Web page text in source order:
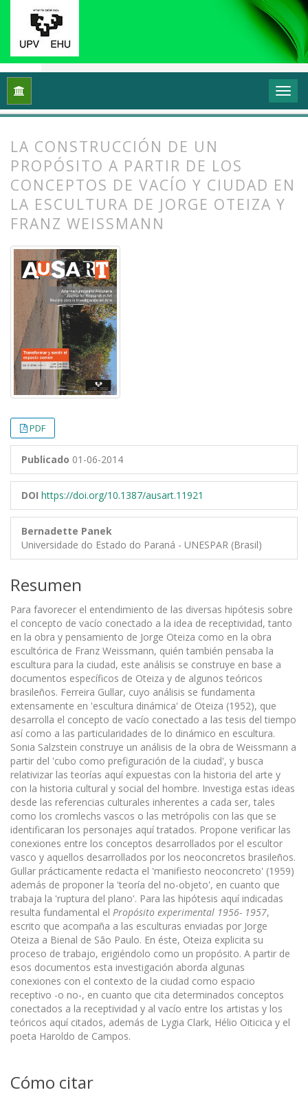
Inicio Vol. 2 Núm. 1 (2014): Transformar y sentir
LA CONSTRUCCIÓN DE UN
PROPÓSITO A PARTIR DE LOS
CONCEPTOS DE VACÍO Y CIUDAD EN
LA ESCULTURA DE JORGE OTEIZA Y
FRANZ WEISSMANN
PDF
Publicado 01-06-2014
DOI https://doi.org/10.1387/ausart.11921
Bernadette Panek
Universidade do Estado do Paraná - UNESPAR (Brasil)
Resumen
Para favorecer el entendimiento de las diversas hipótesis sobre
el concepto de vacío conectado a la idea de receptividad, tanto
en la obra y pensamiento de Jorge Oteiza como en la obra
escultórica de Franz Weissmann, quién también pensaba la
escultura para la ciudad, este análisis se construye en base a
documentos específicos de Oteiza y de algunos teóricos
brasileños. Ferreira Gullar, cuyo análisis se fundamenta
extensamente en 'escultura dinámica' de Oteiza (1952), que
desarrolla el concepto de vacío conectado a las tesis del tiempo
así como a las particularidades de lo dinámico en escultura.
Sonia Salzstein construye un análisis de la obra de Weissmann a
partir del 'cubo como prefiguración de la ciudad', y busca
relativizar las teorías aquí expuestas con la historia del arte y
con la historia cultural y social del hombre. Investiga estas ideas
desde las referencias culturales inherentes a cada ser, tales
como los cromlechs vascos o las metrópolis con las que se
identificaran los personajes aquí tratados. Propone verificar las
conexiones entre los conceptos desarrollados por el escultor
vasco y aquellos desarrollados por los neoconcretos brasileños.
Gullar prácticamente redacta el 'manifiesto neoconcreto' (1959)
además de proponer la 'teoría del no-objeto', en cuanto que
trabaja la 'ruptura del plano'. Para las hipótesis aquí indicadas
resulta fundamental el Propósito experimental 1956- 1957,
escrito que acompaña a las esculturas enviadas por Jorge
Oteiza a Bienal de São Paulo. En éste, Oteiza explicita su
proceso de trabajo, erigiéndolo como un propósito. A partir de
esos documentos esta investigación aborda algunas
conexiones con el contexto de la ciudad como espacio
receptivo -o no-, en cuanto que cita determinados conceptos
conectados a la receptividad y al vacío entre los artistas y los
teóricos aquí citados, además de Lygia Clark, Hélio Oiticica y el
poeta Haroldo de Campos.
Cómo citar